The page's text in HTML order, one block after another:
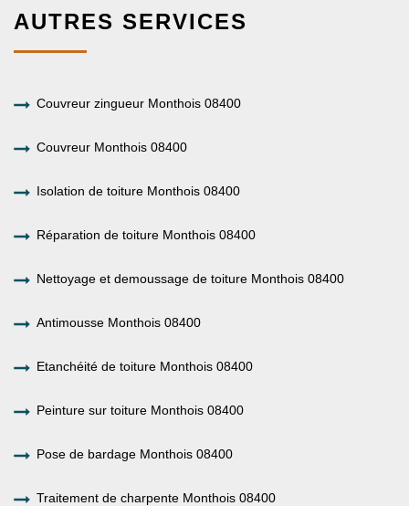
AUTRES SERVICES
Couvreur zingueur Monthois 08400
Couvreur Monthois 08400
Isolation de toiture Monthois 08400
Réparation de toiture Monthois 08400
Nettoyage et demoussage de toiture Monthois 08400
Antimousse Monthois 08400
Etanchéité de toiture Monthois 08400
Peinture sur toiture Monthois 08400
Pose de bardage Monthois 08400
Traitement de charpente Monthois 08400